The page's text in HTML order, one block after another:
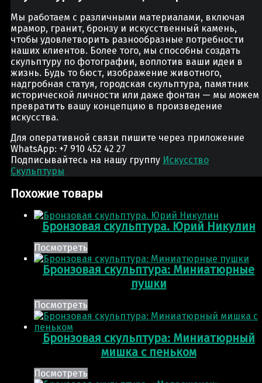
Мы работаем с различными материалами, включая
мрамор, гранит, бронзу и искусственный камень,
чтобы удовлетворить разнообразные потребности
наших клиентов. Более того, мы способны создать
скульптуру по фотографии, воплотив ваши идеи в
жизнь. Будь то бюст, изображение животного,
надгробная статуя, городская скульптура, памятник
исторической личности или даже фонтан — мы можем
превратить вашу концепцию в произведение
искусства.
Для оперативной связи пишите через приложение
WhatsApp: +7 910 452 42 27
Подписывайтесь на нашу группу Искусство
Скульптуры
Похожие товары
Бронзовая скульптура. Юрий Никулин
Посмотреть
Бронзовая скульптура: Миниатюрные
пушки
Посмотреть
Бронзовая скульптура: Миниатюрный
мишка с пеньком
Посмотреть